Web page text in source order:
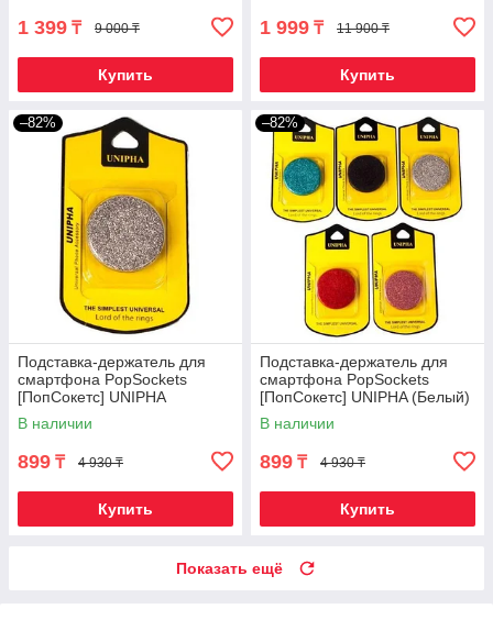
1 399 ₸ 9 000 ₸
Купить
1 999 ₸ 11 900 ₸
Купить
–82%
Подставка-держатель для
смартфона PopSockets
[ПопСокетс] UNIPHA
(Серебряный)
В наличии
899 ₸ 4 930 ₸
Купить
–82%
Подставка-держатель для
смартфона PopSockets
[ПопСокетс] UNIPHA (Белый)
В наличии
899 ₸ 4 930 ₸
Купить
Показать ещё